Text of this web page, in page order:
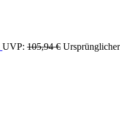
UVP: 105,94€